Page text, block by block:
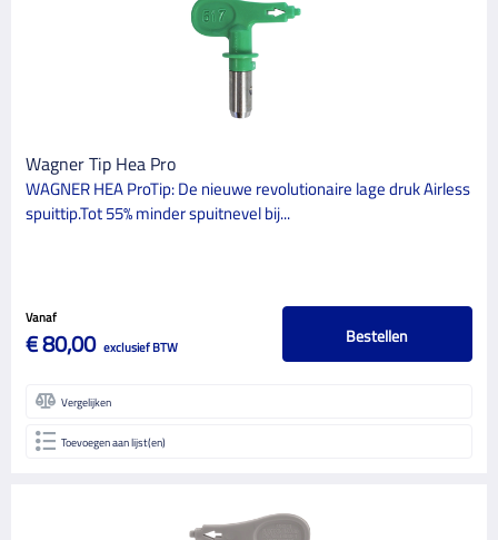
Wagner Tip Hea Pro
WAGNER HEA ProTip: De nieuwe revolutionaire lage druk Airless
spuittip.Tot 55% minder spuitnevel bij...
Vanaf
€ 80,00 exclusief BTW Bestellen
Vergelijken
Toevoegen aan lijst(en)